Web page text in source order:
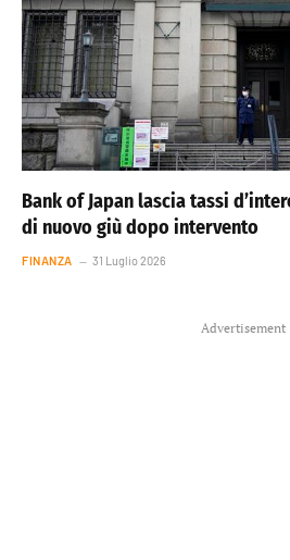
Bank of Japan lascia tassi
di nuovo giù dopo intervento
FINANZA 31 Luglio 2026
Advertisement